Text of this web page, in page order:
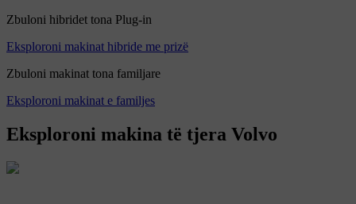
Zbuloni hibridet tona Plug-in
Eksploroni makinat hibride me prizë
Zbuloni makinat tona familjare
Eksploroni makinat e familjes
Eksploroni makina të tjera Volvo